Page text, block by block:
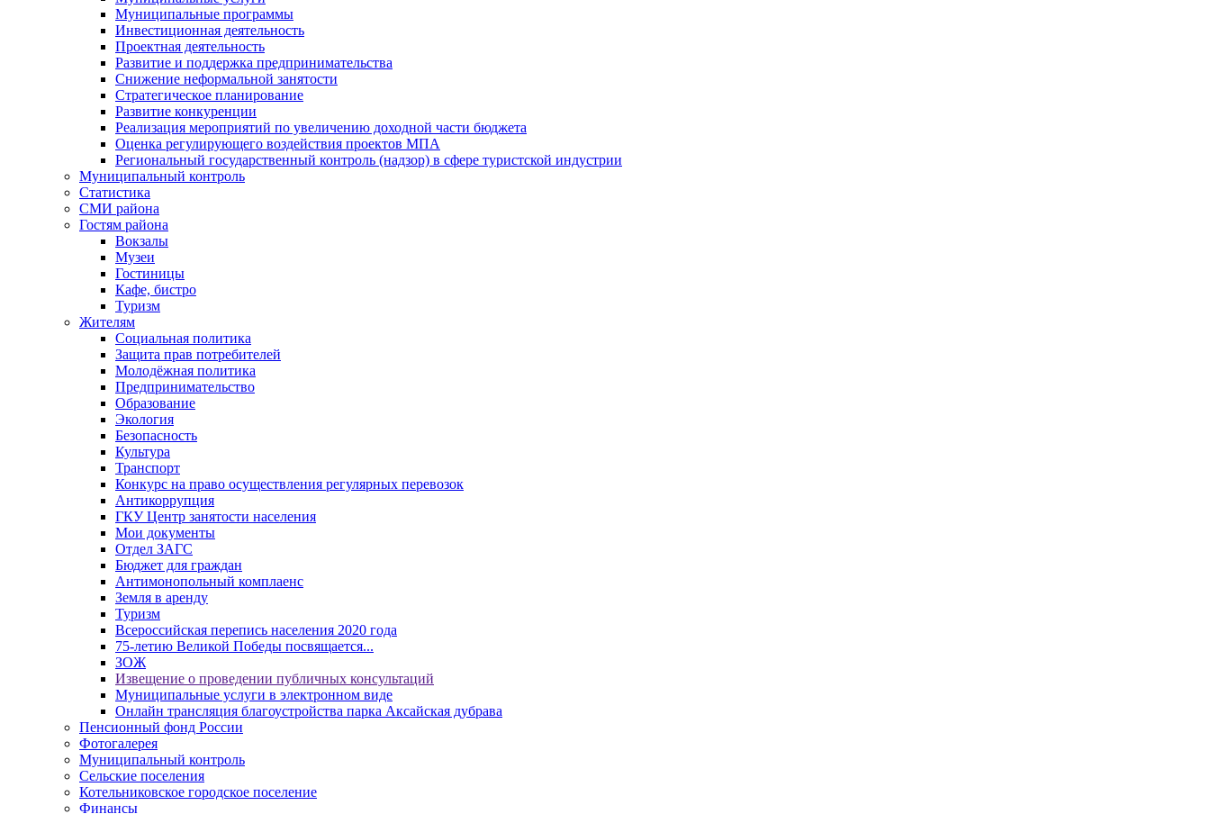
Муниципальные программы
Инвестиционная деятельность
Проектная деятельность
Развитие и поддержка предпринимательства
Снижение неформальной занятости
Стратегическое планирование
Развитие конкуренции
Реализация мероприятий по увеличению доходной части бюджета
Оценка регулирующего воздействия проектов МПА
Региональный государственный контроль (надзор) в сфере туристской индустрии
Муниципальный контроль
Статистика
СМИ района
Гостям района
Вокзалы
Музеи
Гостиницы
Кафе, бистро
Туризм
Жителям
Социальная политика
Защита прав потребителей
Молодёжная политика
Предпринимательство
Образование
Экология
Безопасность
Культура
Транспорт
Конкурс на право осуществления регулярных перевозок
Антикоррупция
ГКУ Центр занятости населения
Мои документы
Отдел ЗАГС
Бюджет для граждан
Антимонопольный комплаенс
Земля в аренду
Туризм
Всероссийская перепись населения 2020 года
75-летию Великой Победы посвящается...
ЗОЖ
Извещение о проведении публичных консультаций
Муниципальные услуги в электронном виде
Онлайн трансляция благоустройства парка Аксайская дубрава
Пенсионный фонд России
Фотогалерея
Муниципальный контроль
Сельские поселения
Котельниковское городское поселение
Финансы